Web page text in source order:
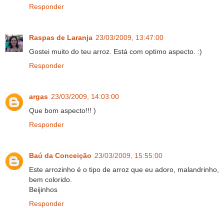
Responder
Raspas de Laranja 23/03/2009, 13:47:00
Gostei muito do teu arroz. Está com optimo aspecto. :)
Responder
argas 23/03/2009, 14:03:00
Que bom aspecto!!! )
Responder
Baú da Conceição 23/03/2009, 15:55:00
Este arrozinho é o tipo de arroz que eu adoro, malandrinho,
bem colorido.
Beijinhos
Responder